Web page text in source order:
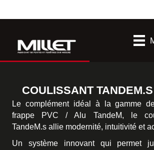
COULISSANT TANDEM.S
Le complément idéal à la gamme
frappe PVC / Alu TandeM, le
TandeM.s allie modernité, intuitivité et
Un système innovant qui permet